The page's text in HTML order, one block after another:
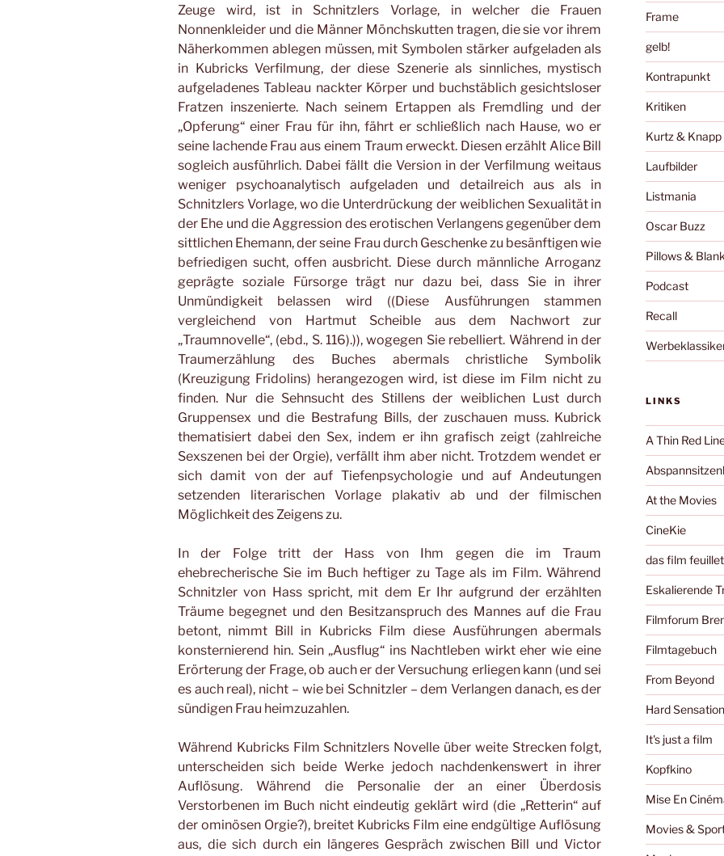
Zeuge wird, ist in Schnitzlers Vorlage, in welcher die Frauen
Nonnenkleider und die Männer Mönchskutten tragen, die sie vor ihrem
Näherkommen ablegen müssen, mit Symbolen stärker aufgeladen als
in Kubricks Verfilmung, der diese Szenerie als sinnliches, mystisch
aufgeladenes Tableau nackter Körper und buchstäblich gesichtsloser
Fratzen inszenierte. Nach seinem Ertappen als Fremdling und der
„Opferung“ einer Frau für ihn, fährt er schließlich nach Hause, wo er
seine lachende Frau aus einem Traum erweckt. Diesen erzählt Alice Bill
sogleich ausführlich. Dabei fällt die Version in der Verfilmung weitaus
weniger psychoanalytisch aufgeladen und detailreich aus als in
Schnitzlers Vorlage, wo die Unterdrückung der weiblichen Sexualität in
der Ehe und die Aggression des erotischen Verlangens gegenüber dem
sittlichen Ehemann, der seine Frau durch Geschenke zu besänftigen wie
befriedigen sucht, offen ausbricht. Diese durch männliche Arroganz
geprägte soziale Fürsorge trägt nur dazu bei, dass Sie in ihrer
Unmündigkeit belassen wird ((Diese Ausführungen stammen
vergleichend von Hartmut Scheible aus dem Nachwort zur
„Traumnovelle“, (ebd., S. 116).)), wogegen Sie rebelliert. Während in der
Traumerzählung des Buches abermals christliche Symbolik
(Kreuzigung Fridolins) herangezogen wird, ist diese im Film nicht zu
finden. Nur die Sehnsucht des Stillens der weiblichen Lust durch
Gruppensex und die Bestrafung Bills, der zuschauen muss. Kubrick
thematisiert dabei den Sex, indem er ihn grafisch zeigt (zahlreiche
Sexszenen bei der Orgie), verfällt ihm aber nicht. Trotzdem wendet er
sich damit von der auf Tiefenpsychologie und auf Andeutungen
setzenden literarischen Vorlage plakativ ab und der filmischen
Möglichkeit des Zeigens zu.
In der Folge tritt der Hass von Ihm gegen die im Traum
ehebrecherische Sie im Buch heftiger zu Tage als im Film. Während
Schnitzler von Hass spricht, mit dem Er Ihr aufgrund der erzählten
Träume begegnet und den Besitzanspruch des Mannes auf die Frau
betont, nimmt Bill in Kubricks Film diese Ausführungen abermals
konsternierend hin. Sein „Ausflug“ ins Nachtleben wirkt eher wie eine
Erörterung der Frage, ob auch er der Versuchung erliegen kann (und sei
es auch real), nicht – wie bei Schnitzler – dem Verlangen danach, es der
sündigen Frau heimzuzahlen.
Während Kubricks Film Schnitzlers Novelle über weite Strecken folgt,
unterscheiden sich beide Werke jedoch nachdenkenswert in ihrer
Auflösung. Während die Personalie der an einer Überdosis
Verstorbenen im Buch nicht eindeutig geklärt wird (die „Retterin“ auf
der ominösen Orgie?), breitet Kubricks Film eine endgültige Auflösung
aus, die sich durch ein längeres Gespräch zwischen Bill und Victor
Frame
gelb!
Kontrapunkt
Kritiken
Kurtz & Knapp
Laufbilder
Listmania
Oscar Buzz
Pillows &
Podcast
Recall
LINKS
A Thin Red
At the Movies
CineKie
das film
Eskalierende
Filmforum
Filmtagebuch
From Beyond
Hard
It's just a film
Kopfkino
Mise En
Movies &